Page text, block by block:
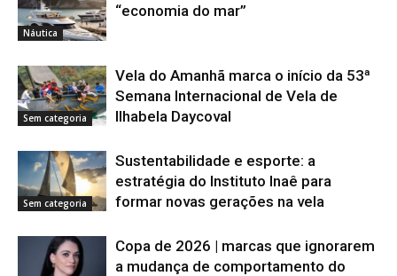
Náutica
“economia do mar”
Sem categoria
Vela do Amanhã marca o início da 53ª
Semana Internacional de Vela de
Ilhabela Daycoval
Sem categoria
Sustentabilidade e esporte: a
estratégia do Instituto Inaê para
formar novas gerações na vela
Copa de 2026 | marcas que ignorarem
a mudança de comportamento do